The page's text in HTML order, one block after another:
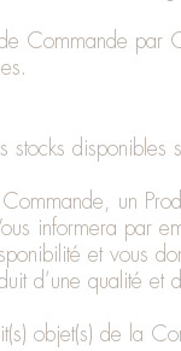
Commande
stocks disponibles
un
informera par
et vous
d’une qualité et
objet(s) de la